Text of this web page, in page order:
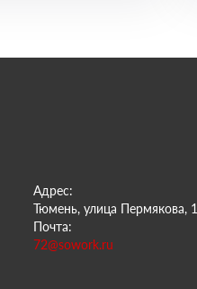
Адрес:
Тюмень, улица Пермякова, 1
Почта:
72@sowork.ru